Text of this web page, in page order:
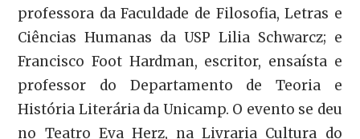
professora da Faculdade de Filosofia, Letras e
Ciências Humanas da USP Lilia Schwarcz; e
Francisco Foot Hardman, escritor, ensaísta e
professor do Departamento de Teoria e
História Literária da Unicamp. O evento se deu
no Teatro Eva Herz, na Livraria Cultura do